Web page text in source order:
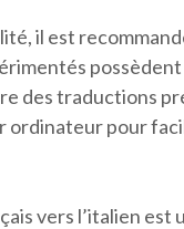
il est
des traductions
ordinateur pour
vers l’italien est